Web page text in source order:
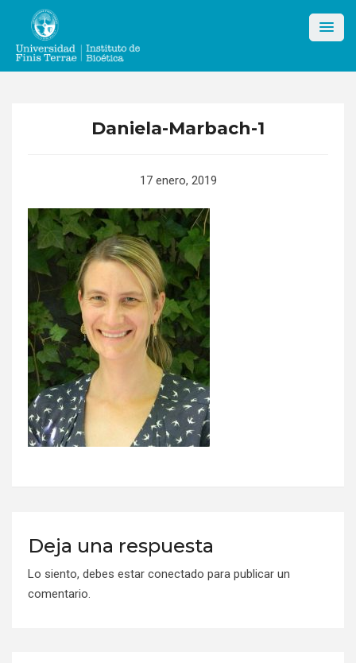
content
Daniela-Marbach-1
17 enero, 2019
Deja una respuesta
Lo siento, debes estar conectado para publicar un
comentario.